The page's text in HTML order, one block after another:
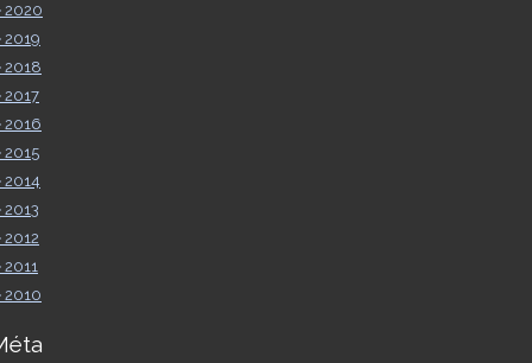
2020
2019
2018
2017
2016
2015
2014
2013
2012
2011
2010